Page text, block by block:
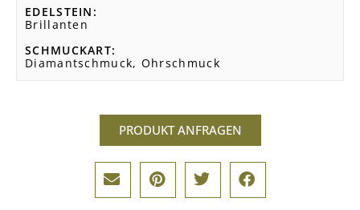
EDELSTEIN
Brillanten
SCHMUCKART
Diamantschmuck, Ohrschmuck
PRODUKT ANFRAGEN